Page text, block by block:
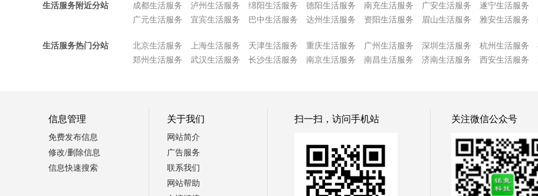
生活服务附近分站 成都生活服务 泸州生活服务 绵阳生活服务 德阳生活服务 南充生活服务 广安生活服务 遂宁生活服务
广元生活服务
宜宾生活服务 巴中生活服务 达州生活服务 资阳生活服务 眉山生活服务 雅安生活服务
生活服务热门分站 北京生活服务 上海生活服务 天津生活服务 重庆生活服务 广州生活服务 深圳生活服务 杭州生活服务
郑州生活服务
武汉生活服务 长沙生活服务 南京生活服务 南昌生活服务 济南生活服务 西安生活服务
信息管理
免费发布信息
修改/删除信息
信息快速搜索
关于我们
网站简介
广告服务
联系我们
网站帮助
扫一扫，访问手机站 关注微信公众号